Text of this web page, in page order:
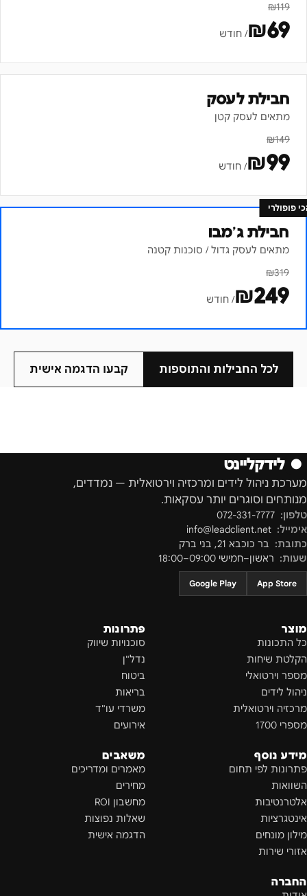
₪119
₪69 / חודש
חבילת לעסק
מתאים לעסק קטן
₪149
₪99 / חודש
פופולרי
חבילת ג׳מבו
מתאים לעסק גדול / סוכנות קטנה
₪319
₪249 / חודש
לכל החבילות והתוספות קבעו הדגמה אישית
● לידקליינט
מערכת ניהול לידים ומרכזיה וירטואלית — נמדדים,
מנותחים וסוגרים יותר עסקאות.
טלפון: 072-331-7777
אימייל: info@leadclient.net
כתובת: בר כוכבא 21 , בני ברק
שעות: ראשון–חמישי 09:00–18:00
App Store
Google Play
מוצר
כל התכונות
הקלטת שיחות
מספר וירטואלי
ניהול לידים
מרכזיה וירטואלית
מספרי 1700
פתרונות
סוכנויות שיווק
נדל"ן
ביטוח
בריאות
משרדי עו"ד
אירועים
מידע נוסף
פתרונות לפי תחום
השוואות
אלטרנטיבות
אינטגרציות
מילון מונחים
אזורי שירות
משאבים
מאמרים ומדריכים
מחירים
מחשבון ROI
שאלות נפוצות
הדגמה אישית
החברה